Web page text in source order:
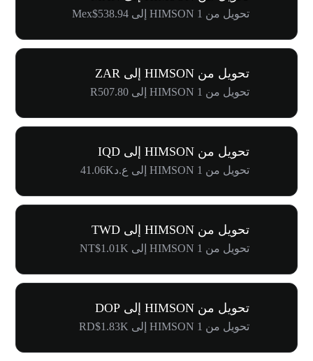
تحويل من 1 HIMSON إلى Mex$538.94
تحويل من HIMSON إلى ZAR
تحويل من 1 HIMSON إلى R507.80
تحويل من HIMSON إلى IQD
تحويل من 1 HIMSON إلى ع.د41.06K
تحويل من HIMSON إلى TWD
تحويل من 1 HIMSON إلى NT$1.01K
تحويل من HIMSON إلى DOP
تحويل من 1 HIMSON إلى RD$1.83K